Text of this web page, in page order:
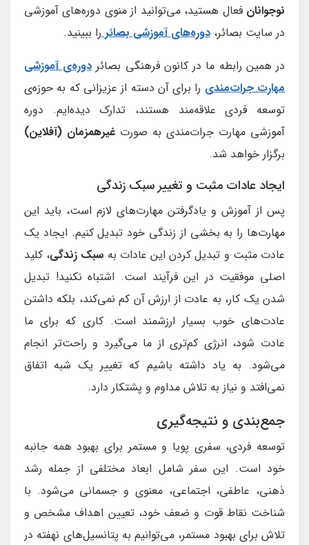
نوجوانان فعال هستید، می‌توانید از منوی دوره‌های آموزشی
در سایت بصائر، دوره‌های آموزشی بصائررا ببینید.
در همین رابطه ما در کانون فرهنگی بصائردوره‌ی آموزشی
مهارت جرات‌مندی را برای آن دسته از عزیزانی که به حوزه‌ی
توسعه فردی علاقه‌مند هستند، تدارک دیده‌ایم. دوره
آموزشی مهارت جرات‌مندی به صورت غیرهمزمان (آفلاین)
برگزار خواهد شد.
ایجاد عادات مثبت و تغییر سبک زندگی
پس از آموزش و یادگرفتن مهارت‌های لازم است، باید این
مهارت‌ها را به بخشی از زندگی خود تبدیل کنیم. ایجاد یک
عادت مثبت و تبدیل کردن این عادات به سبک زندگی، کلید
اصلی موفقیت در این فرآیند است. اشتباه نکنید! تبدیل
شدن یک کار، به عادت از ارزش آن کم نمی‌کند، بلکه داشتن
عادت‌های خوب بسیار ارزشمند است. کاری که برای ما
عادت شود، انرژی کم‌تری از ما می‌گیرد و راحت‌تر انجام
می‌شود. به یاد داشته باشیم که تغییر یک شبه اتفاق
نمی‌افتد و نیاز به تلاش مداوم و پشتکار دارد.
جمع‌بندی و نتیجه‌گیری
توسعه فردی، سفری پویا و مستمر برای بهبود همه جانبه
خود است. این سفر شامل ابعاد مختلفی از جمله رشد
ذهنی، عاطفی، اجتماعی، معنوی و جسمانی می‌شود. با
شناخت نقاط قوت و ضعف خود، تعیین اهداف مشخص و
تلاش برای بهبود مستمر، می‌توانیم به پتانسیل‌های نهفته در